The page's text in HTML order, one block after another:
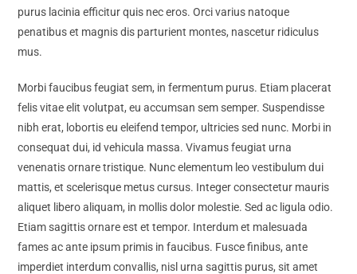
purus lacinia efficitur quis nec eros. Orci varius natoque
penatibus et magnis dis parturient montes, nascetur ridiculus
mus.
Morbi faucibus feugiat sem, in fermentum purus. Etiam placerat
felis vitae elit volutpat, eu accumsan sem semper. Suspendisse
nibh erat, lobortis eu eleifend tempor, ultricies sed nunc. Morbi in
consequat dui, id vehicula massa. Vivamus feugiat urna
venenatis ornare tristique. Nunc elementum leo vestibulum dui
mattis, et scelerisque metus cursus. Integer consectetur mauris
aliquet libero aliquam, in mollis dolor molestie. Sed ac ligula odio.
Etiam sagittis ornare est et tempor. Interdum et malesuada
fames ac ante ipsum primis in faucibus. Fusce finibus, ante
imperdiet interdum convallis, nisl urna sagittis purus, sit amet